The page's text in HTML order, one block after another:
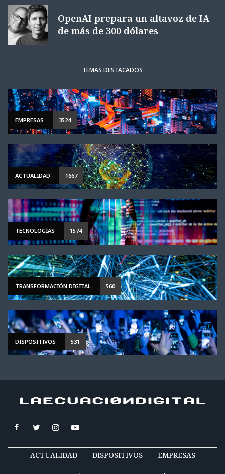
OpenAI prepara un altavoz de IA
de más de 300 dólares
TEMAS DESTACADOS
EMPRESAS 3524
ACTUALIDAD 1667
TECNOLOGÍAS 1574
TRANSFORMACIÓN DIGITAL 560
DISPOSITIVOS 531
ACTUALIDAD DISPOSITIVOS EMPRESAS